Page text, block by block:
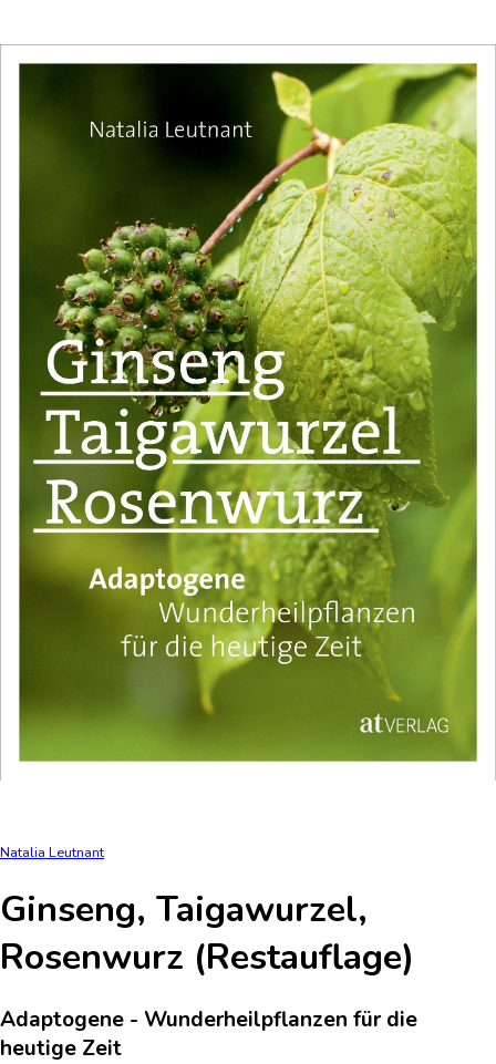
Natalia Leutnant
Ginseng, Taigawurzel,
Rosenwurz (Restauflage)
Adaptogene - Wunderheilpflanzen für die
heutige Zeit